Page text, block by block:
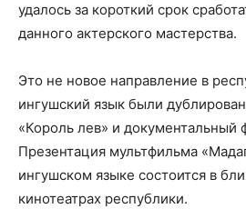
удалось за короткий срок
данного актерского мастерства.
Это не новое направление в
ингушский язык были
«Король лев» и документальный
Презентация мультфильма
ингушском языке состоится в
кинотеатрах республики.